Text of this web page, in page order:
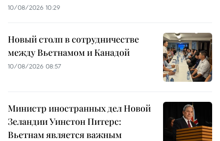
10/08/2026 10:29
Новый столп в сотрудничестве
между Вьетнамом и Канадой
10/08/2026 08:57
Министр иностранных дел Новой
Зеландии Уинстон Питерс:
Вьетнам является важным